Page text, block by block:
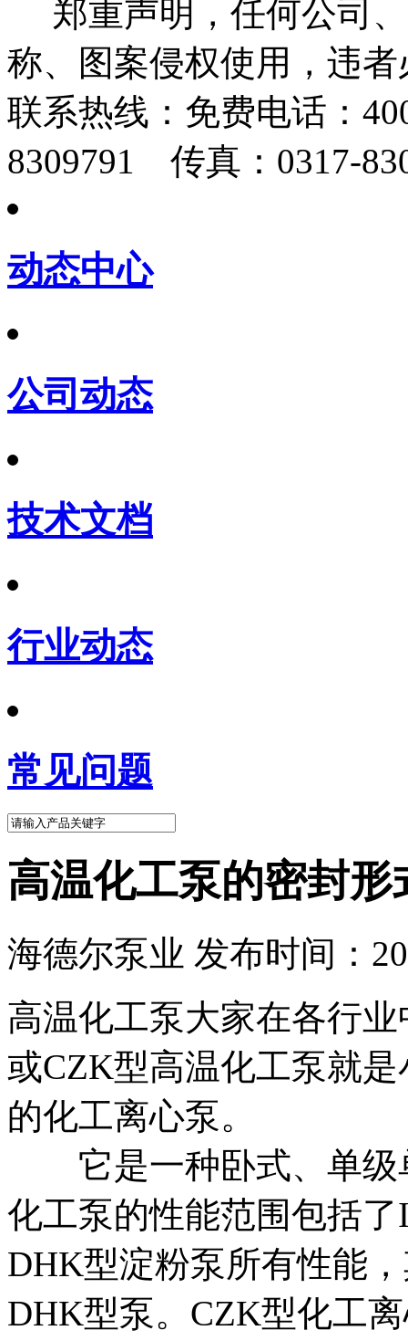
郑重声明，任何公司
称、图案侵权使用，违
联系热线： 免费电话：
8309791 传真：0317-
动态中心
公司动态
技术文档
行业动态
常见问题
高温化工泵的密封形
海德尔泵业 发布时间：
高温化工泵大家在各行
或CZK型高温化工泵就
的化工离心泵。
它是一种卧式、单级
化工泵的性能范围包括
DHK型淀粉泵所有性能
DHK型泵。CZK型化工